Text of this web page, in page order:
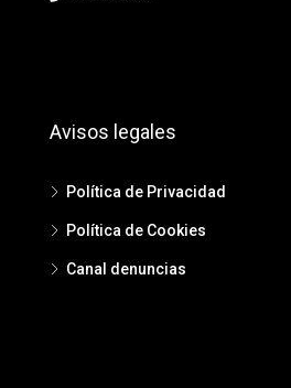
Avisos legales
Política de Privacidad
Política de Cookies
Canal denuncias